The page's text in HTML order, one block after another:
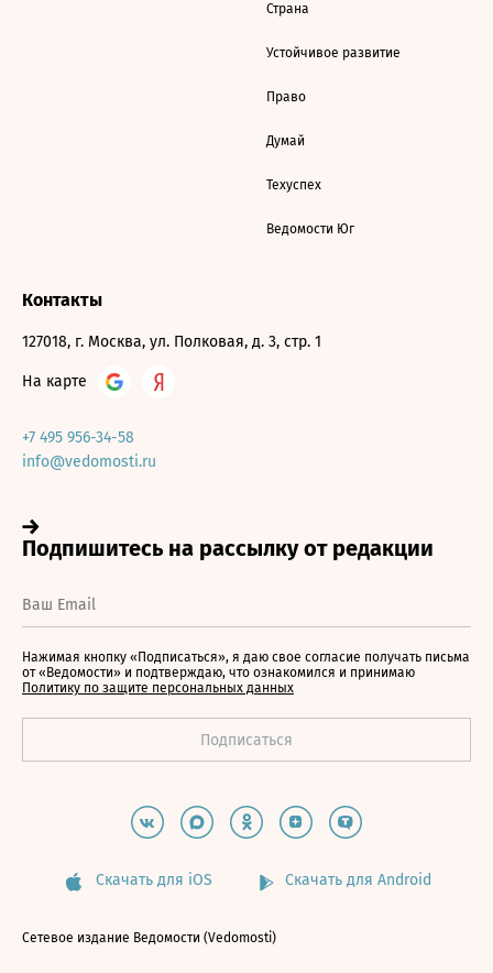
Страна
Устойчивое развитие
Право
Думай
Техуспех
Ведомости Юг
Контакты
127018, г. Москва, ул. Полковая, д. 3, стр. 1
На карте
+7 495 956-34-58
info@vedomosti.ru
Нажимая кнопку «Подписаться», я даю свое согласие получать письма
от «Ведомости» и подтверждаю, что ознакомился и принимаю
Политику по защите персональных данных
Скачать для iOS Скачать для Android
Сетевое издание Ведомости (Vedomosti)